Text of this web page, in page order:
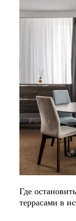
Где
террасами в